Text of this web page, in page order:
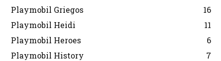
Playmobil Griegos
16
Playmobil Heidi
11
Playmobil Heroes
6
Playmobil History
7